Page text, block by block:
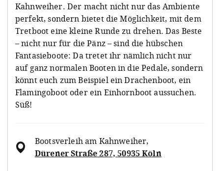
Kahnweiher. Der macht nicht nur das Ambiente
perfekt, sondern bietet die Möglichkeit, mit dem
Tretboot eine kleine Runde zu drehen. Das Beste
– nicht nur für die Pänz – sind die hübschen
Fantasieboote: Da tretet ihr nämlich nicht nur
auf ganz normalen Booten in die Pedale, sondern
könnt euch zum Beispiel ein Drachenboot, ein
Flamingoboot oder ein Einhornboot aussuchen.
Süß!
Bootsverleih am Kahnweiher,
Dürener Straße 287, 50935 Köln